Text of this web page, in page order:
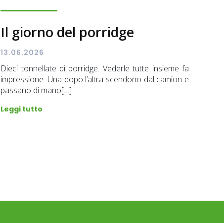
Il giorno del porridge
13.06.2026
Dieci tonnellate di porridge. Vederle tutte insieme fa
impressione. Una dopo l’altra scendono dal camion e
passano di mano[…]
Leggi tutto